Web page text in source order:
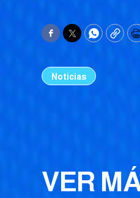
Facebook
Twitter Copy
Noticias
VER